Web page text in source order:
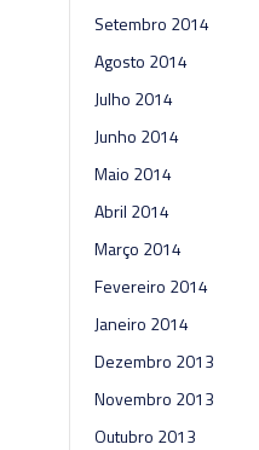
Setembro 2014
Agosto 2014
Julho 2014
Junho 2014
Maio 2014
Abril 2014
Março 2014
Fevereiro 2014
Janeiro 2014
Dezembro 2013
Novembro 2013
Outubro 2013